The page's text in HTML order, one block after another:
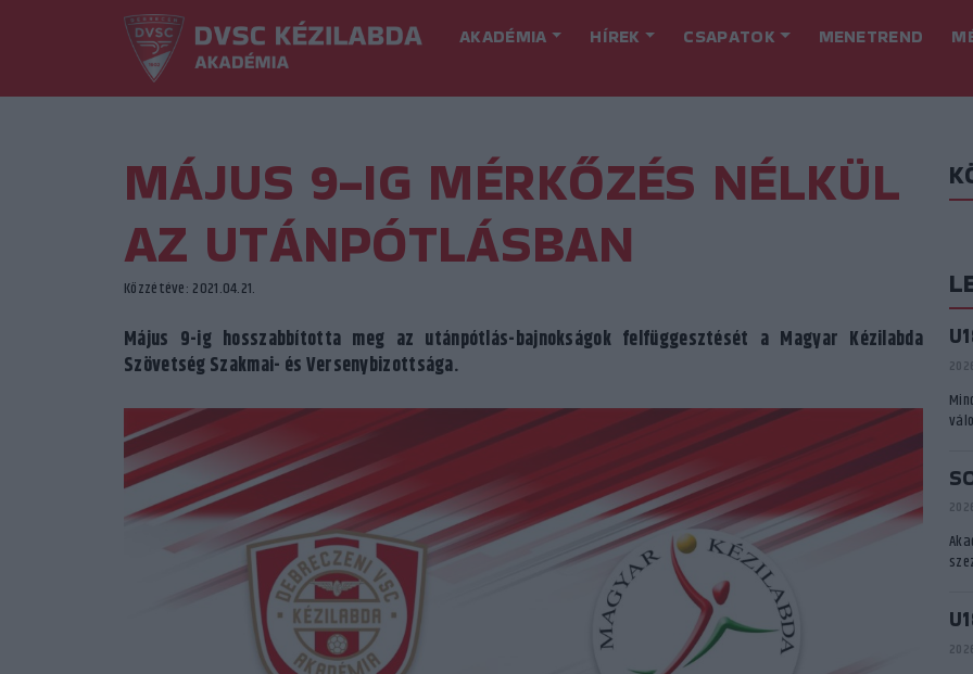
AKADÉMIA HÍREK CSAPATOK MENETREND
MÁJUS 9-IG MÉRKŐZÉS NÉLKÜL
AZ UTÁNPÓTLÁSBAN
Közzétéve: 2021.04.21.
Május 9-ig hosszabbította meg az utánpótlás-bajnokságok felfüggesztését a Magyar Kézilabda
Szövetség Szakmai- és Versenybizottsága.